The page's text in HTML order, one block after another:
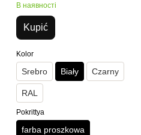
В наявності
Kupić
Kolor
Srebro Biały Czarny
RAL
Pokrittya
farba proszkowa